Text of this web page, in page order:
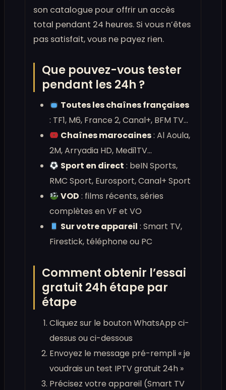
son catalogue pour offrir un accès
total pendant 24 heures. Si vous n’êtes
pas satisfait, vous ne payez rien.
Que pouvez-vous tester
pendant les 24h ?
Toutes les chaînes françaises
: TF1, M6, France 2, Canal+, BFM TV…
Chaînes marocaines: Al Aoula,
2M, Arryadia HD, Medi1TV…
Sport en direct : beIN Sports,
RMC Sport, Eurosport, Canal+ Sport
VOD : films récents, séries
complètes en VF et VO
Sur votre appareil : Smart TV,
Firestick, téléphone ou PC
Comment obtenir l’essai
gratuit 24h étape par
étape
Cliquez sur le bouton WhatsApp ci-
dessus ou ci-dessous
Envoyez le message pré-rempli « je
voudrais un test IPTV gratuit 24h »
Précisez votre appareil (Smart TV